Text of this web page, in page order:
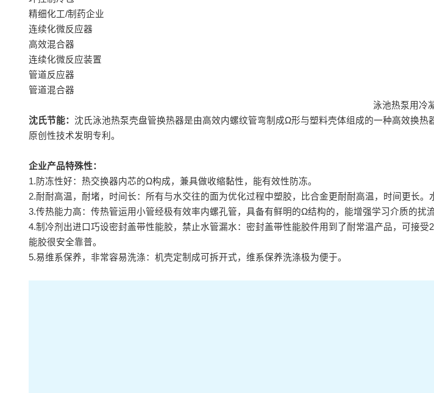
精细化工/制药企业
连续化微反应器
高效混合器
连续化微反应装置
管道反应器
管道混合器
泳池热泵用冷
沈氏节能： 沈氏泳池热泵壳盘管换热器是由高效内螺纹管弯制成Ω形与塑料壳体组成的一种高效换
原创性技术发明专利。
企业产品特殊性：
1.防冻性好：热交换器内芯的Ω构成，兼具做收缩黏性，能有效性防冻。
2.耐耐高温，耐堵，时间长：所有与水交往的面为优化过程中塑胶，比合金更耐耐高温，时间更长。
3.传热能力高：传热管运用小管经极有效率内螺孔管，具备有鲜明的Ω结构的，能增强学习介质的扰
4.制冷剂出进口巧设密封盖带性能胶，禁止水管漏水：密封盖带性能胶件用到了耐常温产品，可接
能胶很安全靠普。
5.易维系保养，非常容易洗涤：机壳定制成可拆开式，维系保养洗涤极为便于。